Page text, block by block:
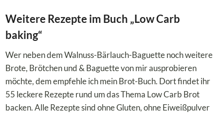
Weitere Rezepte im Buch „Low Carb
baking“
Wer neben dem Walnuss-Bärlauch-Baguette noch weitere
Brote, Brötchen und & Baguette von mir ausprobieren
möchte, dem empfehle ich mein Brot-Buch. Dort findet ihr
55 leckere Rezepte rund um das Thema Low Carb Brot
backen. Alle Rezepte sind ohne Gluten, ohne Eiweißpulver